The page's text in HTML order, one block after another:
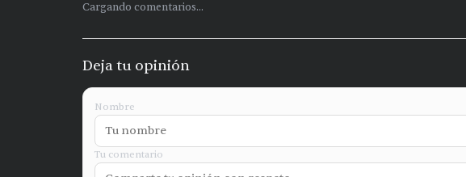
Cargando comentarios...
Deja tu opinión
Nombre
Tu comentario